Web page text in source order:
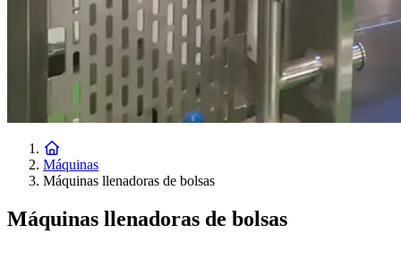
Máquinas
Máquinas llenadoras de bolsas
Máquinas llenadoras de bolsas